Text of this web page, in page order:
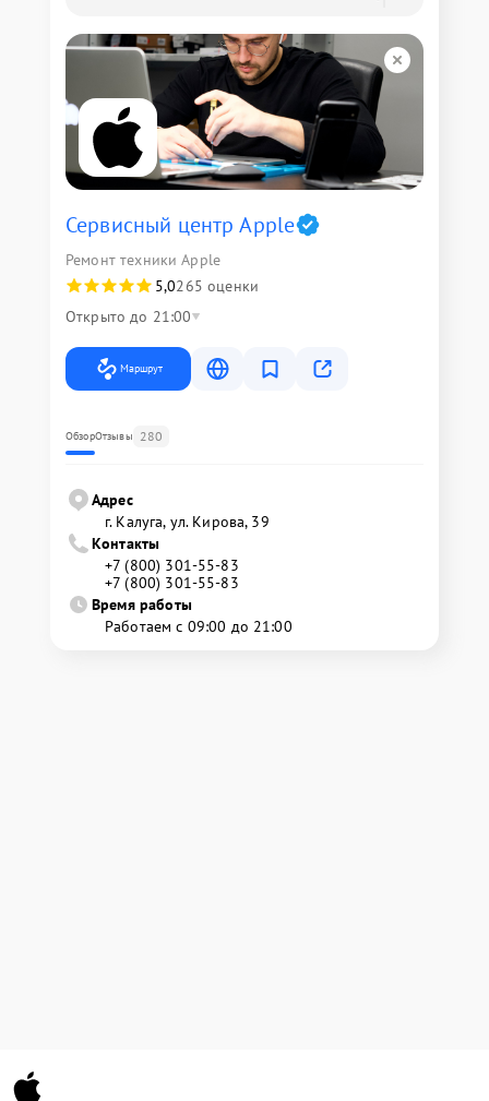
Сервисный центр Apple
Ремонт техники Apple
5,0265 оценки
Открыто до 21:00
Маршрут
ОбзорОтзывы 280
Адрес
г. Калуга, ул. Кирова, 39
Контакты
+7 (800) 301-55-83
+7 (800) 301-55-83
Время работы
Работаем с 09:00 до 21:00